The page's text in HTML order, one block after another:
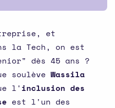
et
la Tech, on est
dès 45 ans ?
soulève Wassila
l' inclusion des
est l'un des